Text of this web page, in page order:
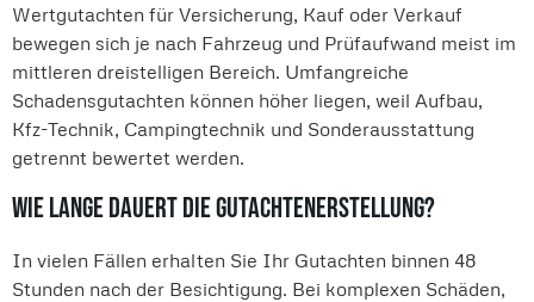
Wertgutachten für Versicherung, Kauf oder Verkauf
bewegen sich je nach Fahrzeug und Prüfaufwand meist im
mittleren dreistelligen Bereich. Umfangreiche
Schadensgutachten können höher liegen, weil Aufbau,
Kfz-Technik, Campingtechnik und Sonderausstattung
getrennt bewertet werden.
Wie lange dauert die Gutachtenerstellung?
In vielen Fällen erhalten Sie Ihr Gutachten binnen 48
Stunden nach der Besichtigung. Bei komplexen Schäden,